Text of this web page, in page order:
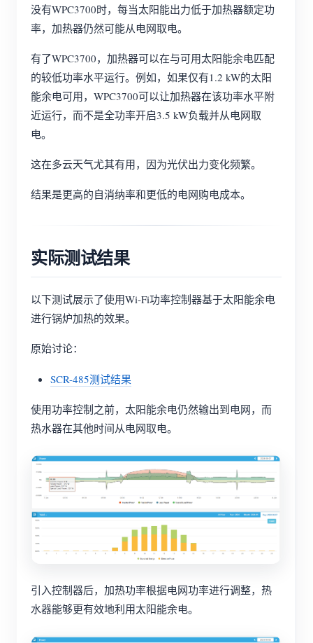
没有WPC3700时，每当太阳能出力低于加热器额定功
率，加热器仍然可能从电网取电。
有了WPC3700，加热器可以在与可用太阳能余电匹配
的较低功率水平运行。例如，如果仅有1.2 kW的太阳
能余电可用，WPC3700可以让加热器在该功率水平附
近运行，而不是全功率开启3.5 kW负载并从电网取
电。
这在多云天气尤其有用，因为光伏出力变化频繁。
结果是更高的自消纳率和更低的电网购电成本。
实际测试结果
以下测试展示了使用Wi-Fi功率控制器基于太阳能余电
进行锅炉加热的效果。
原始讨论：
SCR-485测试结果
使用功率控制之前，太阳能余电仍然输出到电网，而
热水器在其他时间从电网取电。
引入控制器后，加热功率根据电网功率进行调整，热
水器能够更有效地利用太阳能余电。